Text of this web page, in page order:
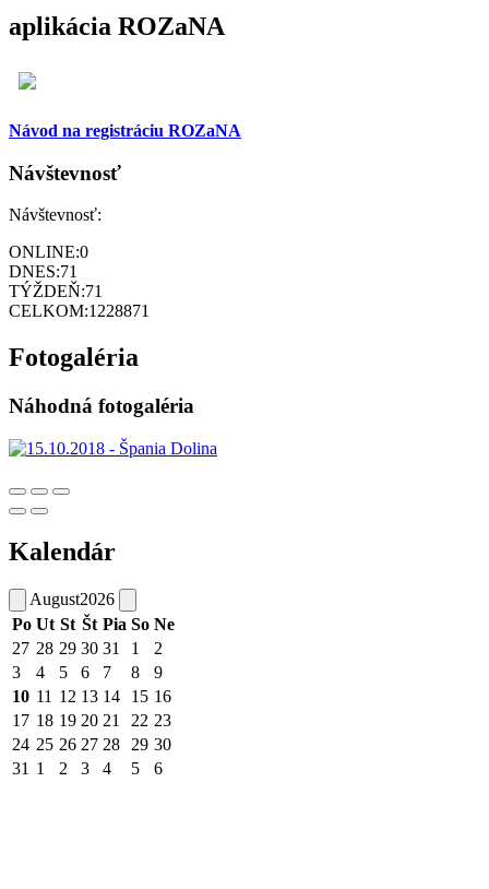
aplikácia ROZaNA
Návod na registráciu ROZaNA
Návštevnosť
Návštevnosť:
ONLINE:0
DNES:71
TÝŽDEŇ:71
CELKOM:1228871
Fotogaléria
Náhodná fotogaléria
Kalendár
August2026
Po Ut St Št Pia So Ne
27 28 29 30 31 1
2
3
4 5 6 7 8
9
10 11 12 13 14 15 16
17 18 19 20 21 22 23
24 25 26 27 28 29 30
31 1 2 3 4 5 6